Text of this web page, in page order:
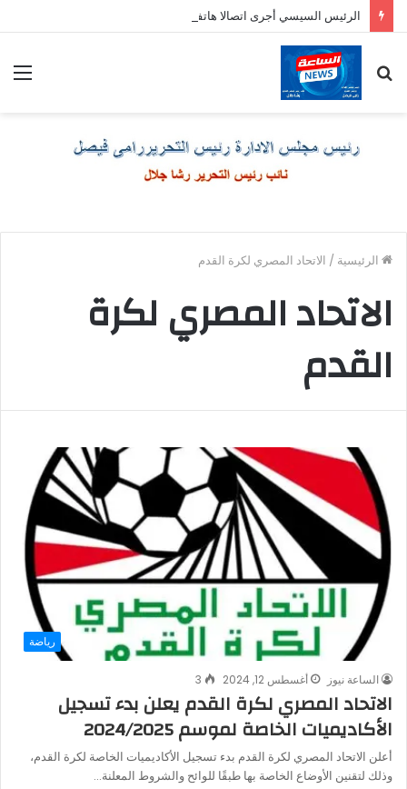
الرئيس السيسي أجرى اتصالا هاتفيا برئيس وزراء اليونان
عن
الرئيسية / الاتحاد المصري لكرة القدم
الاتحاد المصري لكرة
القدم
رياضة
الساعة نيوز أغسطس 12, 2024 3
الاتحاد المصري لكرة القدم يعلن بدء تسجيل
الأكاديميات الخاصة لموسم 2024/2025
أعلن الاتحاد المصري لكرة القدم بدء تسجيل الأكاديميات الخاصة لكرة القدم،
وذلك لتقنين الأوضاع الخاصة بها طبقًا للوائح والشروط المعلنة…